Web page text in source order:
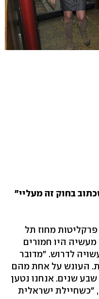
בחוק זה מעליי"
פרקליטות מחוז תל
היו חמורים
לדרוש. "מדובר
העונש על אחת מהם
שבע שנים. אנחנו נטען
"כשחיילת ישראלית